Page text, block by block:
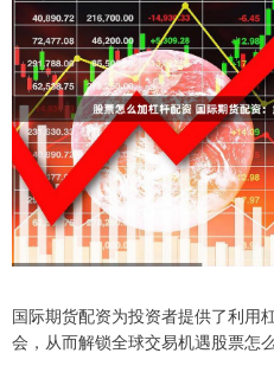
国际期货配资为投资者提供了利用
会，从而解锁全球交易机遇股票怎